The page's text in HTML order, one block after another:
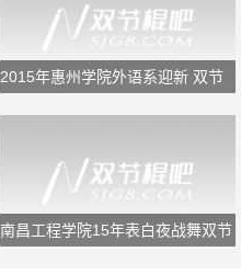
2015年惠州学院外语系迎新 双节
南昌工程学院15年表白夜战舞双节